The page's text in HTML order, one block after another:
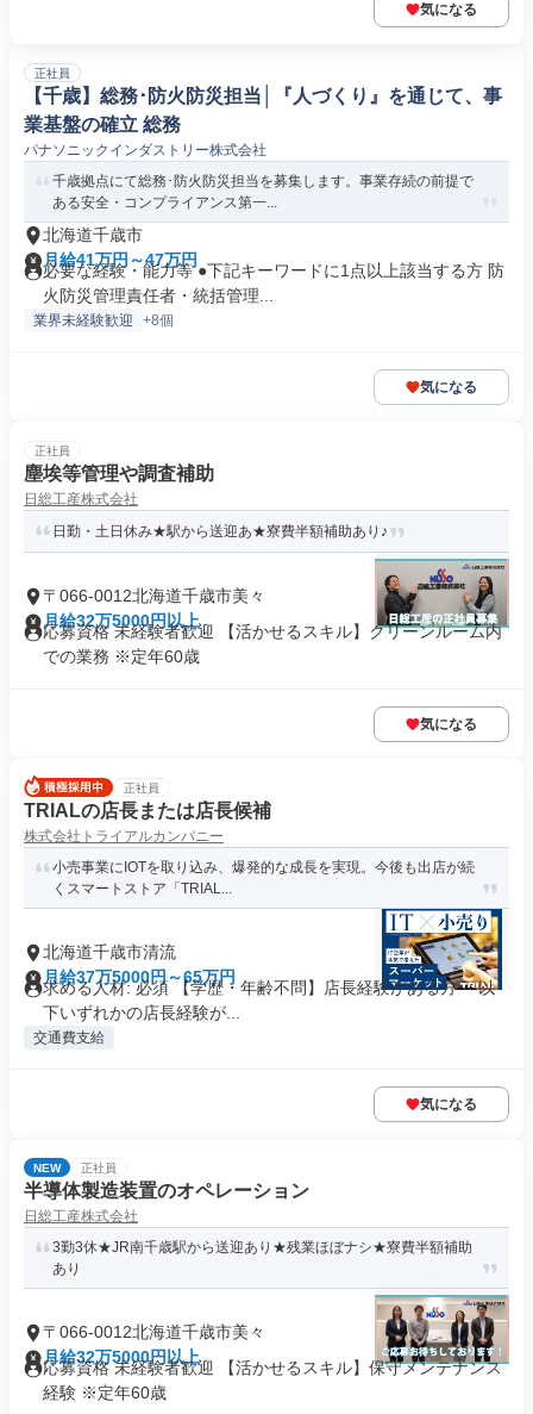
気になる
正社員
【千歳】総務･防火防災担当│『人づくり』を通じて、事
業基盤の確立 総務
パナソニックインダストリー株式会社
千歳拠点にて総務･防火防災担当を募集します。事業存続の前提で
ある安全・コンプライアンス第一...
北海道千歳市
月給41万円～47万円
必要な経験・能力等 ●下記キーワードに1点以上該当する方 防
火防災管理責任者・統括管理...
業界未経験歓迎 +8個
気になる
正社員
塵埃等管理や調査補助
日総工産株式会社
日勤・土日休み★駅から送迎あ★寮費半額補助あり♪
〒066-0012北海道千歳市美々
月給32万5000円以上
応募資格 未経験者歓迎 【活かせるスキル】クリーンルーム内
での業務 ※定年60歳
気になる
正社員
TRIALの店長または店長候補
株式会社トライアルカンパニー
小売事業にIOTを取り込み、爆発的な成長を実現。今後も出店が続
くスマートストア「TRIAL...
北海道千歳市清流
月給37万5000円～65万円
求める人材: 必須 【学歴・年齢不問】店長経験がある方 ～以
下いずれかの店長経験が...
交通費支給
気になる
NEW 正社員
半導体製造装置のオペレーション
日総工産株式会社
3勤3休★JR南千歳駅から送迎あり★残業ほぼナシ★寮費半額補助
あり
〒066-0012北海道千歳市美々
月給32万5000円以上
応募資格 未経験者歓迎 【活かせるスキル】保守メンテナンス
経験 ※定年60歳